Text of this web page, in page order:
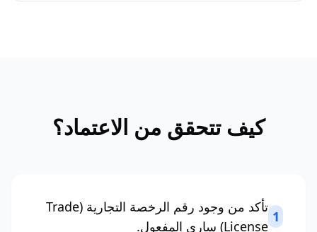
كيف تتحقق من الاعتماد؟
1
تأكد من وجود رقم الرخصة التجارية (Trade
License) ساري المفعول.